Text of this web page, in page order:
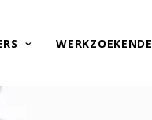
WERKZOEKENDE